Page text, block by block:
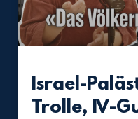
Israel-
Trolle, IV-